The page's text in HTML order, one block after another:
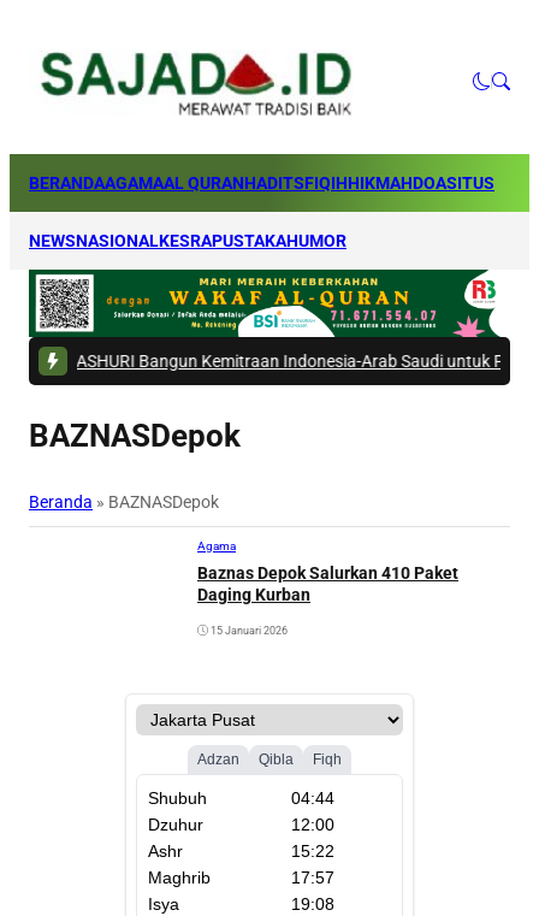
BERANDAAGAMAAL QURANHADITSFIQIHHIKMAHDOASITUS
NEWSNASIONALKESRAPUSTAKAHUMOR
Bangun Kemitraan Indonesia-Arab Saudi untuk Perkuat
BAZNASDepok
Beranda » BAZNASDepok
Agama
Baznas Depok Salurkan 410 Paket
Daging Kurban
15 Januari 2026